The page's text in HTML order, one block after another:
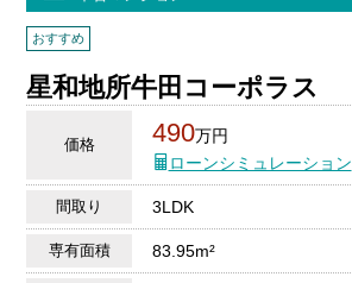
おすすめ
星和地所牛田コーポラス
価格 490万円
ローンシミュレーション
間取り 3LDK
専有面積 83.95m²